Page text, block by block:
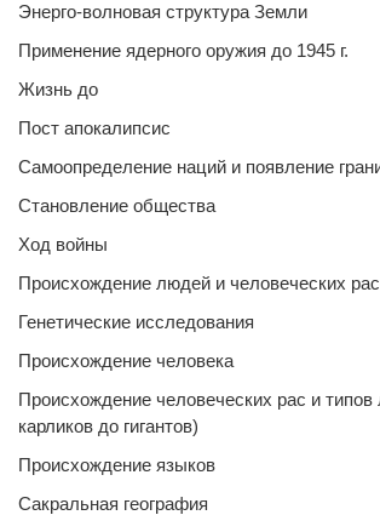
Энерго-волновая структура Земли
Применение ядерного оружия до 1945 г.
Жизнь до
Пост апокалипсис
Самоопределение наций и появление
Становление общества
Ход войны
Происхождение людей и человеческих рас
Генетические исследования
Происхождение человека
Происхождение человеческих рас и
карликов до гигантов)
Происхождение языков
Сакральная география